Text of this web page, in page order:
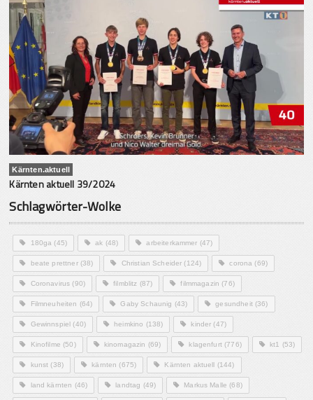
Kärnten.aktuell
Kärnten aktuell 39/2024
Schlagwörter-Wolke
180ga (45) ak (48) arbeiterkammer (47)
beate prettner(38) Christian Scheider (124) corona (69)
Coronavirus (90) filmblitz (87) filmmagazin (76)
Filmneuheiten (64) Gaby Schaunig (43) gesundheit(36)
Gewinnspiel (40) heimkino (138) kinder (47)
Kinofilme (50) kinomagazin (69) klagenfurt(776) kt1 (53)
kunst (38) kärnten (675) Kärnten aktuell (144)
land kärnten (46) landtag (49) Markus Malle (68)